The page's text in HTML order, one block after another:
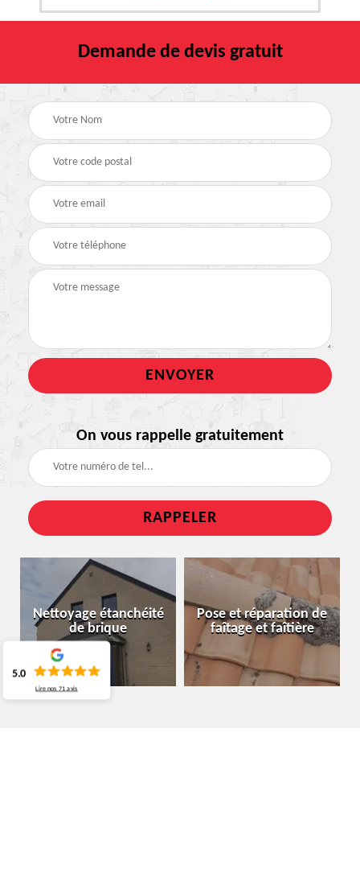
Demande de devis gratuit
On vous rappelle gratuitement
Nettoyage étanchéité
de brique
Pose et réparation de
faîtage et faîtière
5.0
Lire nos71 avis